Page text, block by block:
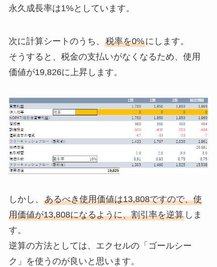
永久成長率は1%としています。
次に計算シートのうち、 税率を0%にします。
そうすると、税金の支払いがなくなるため、使用
価値が19,826に上昇します。
しかし、 あるべき使用価値は13,808ですので、使
用価値が13,808になるように、割引率を逆算しま
す。
逆算の方法としては、エクセルの「ゴールシー
ク」を使うのが良いと思います。